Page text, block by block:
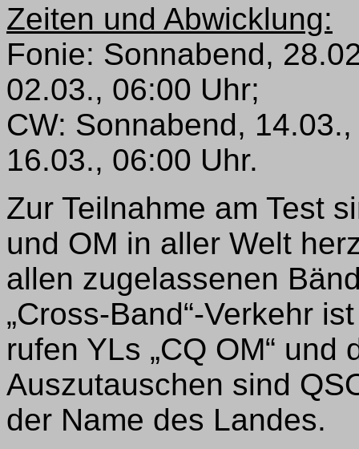
Zeiten und Abwicklung:
Fonie: Sonnabend,
02.03., 06:00 Uhr;
CW: Sonnabend,
16.03., 06:00 Uhr.
Zur Teilnahme am Test
und OM in aller Welt
allen zugelassenen
„Cross-Band“-Verkehr
rufen YLs „CQ OM“ und
Auszutauschen sind
der Name des Landes.